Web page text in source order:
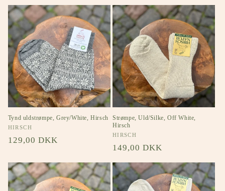
Tynd uldstrømpe, Grey/White, Hirsch
Forhandler:
HIRSCH
Normalpris
129,00 DKK
Strømpe, Uld/Silke, Off White,
Hirsch
Forhandler:
HIRSCH
Normalpris
149,00 DKK